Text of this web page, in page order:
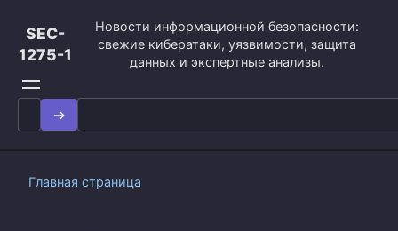
контенту
SEC-
1275-1
Новости информационной безопасности:
свежие кибератаки, уязвимости, защита
данных и экспертные анализы.
Search
for:
Главная страница